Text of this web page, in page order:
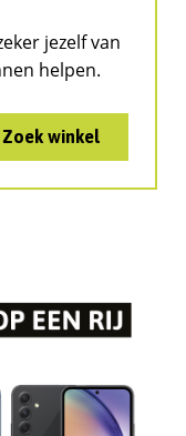
jezelf van
helpen.
Zoek winkel